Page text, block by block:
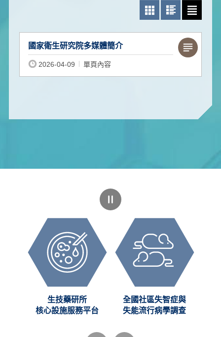
國家衛生研究院多媒體簡介
2026-04-09 單頁內容
生技藥研所
核心設施服務平台
全國社區失智症與
失能流行病學調查